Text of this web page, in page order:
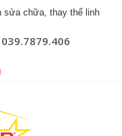
sửa chữa, thay thế linh